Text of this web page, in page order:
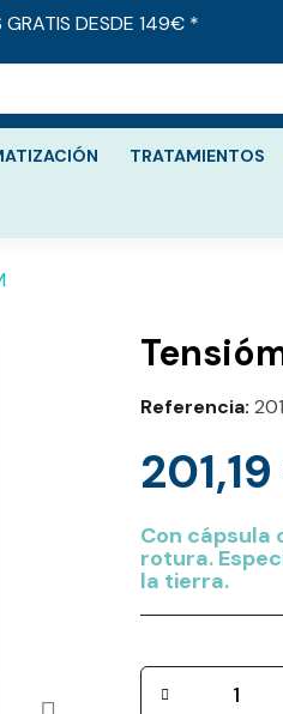
GRATIS DESDE 149€ *
TRATAMIENTOS
Referencia
Con cápsula
rotura.
la tierra.